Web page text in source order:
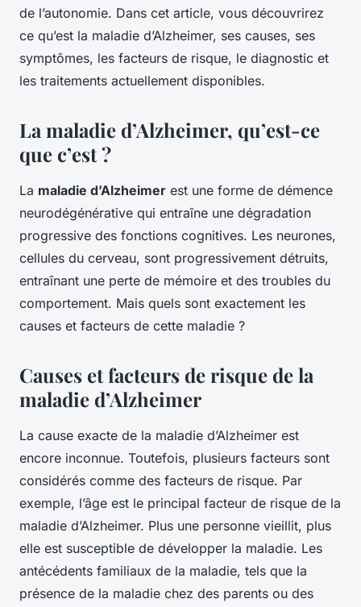
de l’autonomie. Dans cet article, vous découvrirez
ce qu’est la maladie d’Alzheimer, ses causes, ses
symptômes, les facteurs de risque, le diagnostic et
les traitements actuellement disponibles.
La maladie d’Alzheimer, qu’est-ce
que c’est ?
La maladie d’Alzheimer est une forme de démence
neurodégénérative qui entraîne une dégradation
progressive des fonctions cognitives. Les neurones,
cellules du cerveau, sont progressivement détruits,
entraînant une perte de mémoire et des troubles du
comportement. Mais quels sont exactement les
causes et facteurs de cette maladie ?
Causes et facteurs de risque de la
maladie d’Alzheimer
La cause exacte de la maladie d’Alzheimer est
encore inconnue. Toutefois, plusieurs facteurs sont
considérés comme des facteurs de risque. Par
exemple, l’âge est le principal facteur de risque de la
maladie d’Alzheimer. Plus une personne vieillit, plus
elle est susceptible de développer la maladie. Les
antécédents familiaux de la maladie, tels que la
présence de la maladie chez des parents ou des